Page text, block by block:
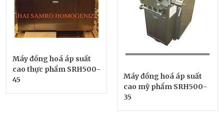
Máy đồng hoá áp suất
cao thực phẩm SRH500-
45
Máy đồng hoá áp suất
cao mỹ phẩm SRH500-
35